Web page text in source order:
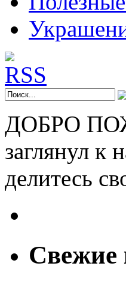
ДОБРО
заглянул к
делитесь
Свежие